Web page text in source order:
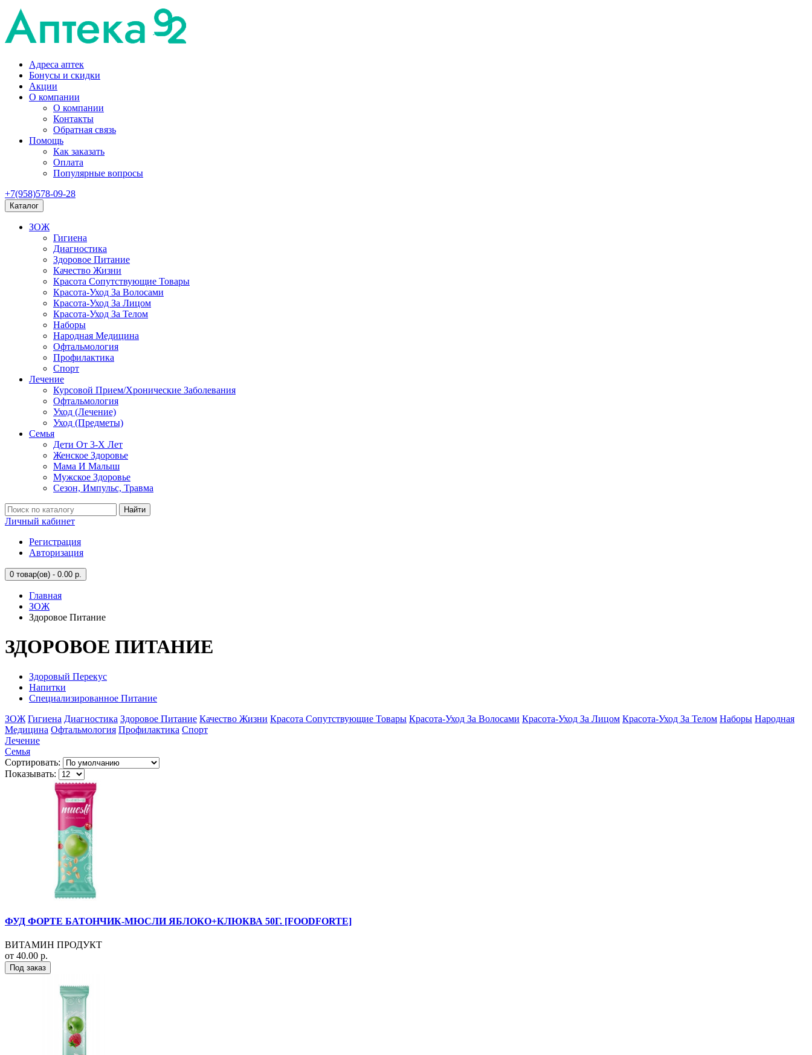
Адреса аптек
Бонусы и скидки
Акции
О компании
О компании
Контакты
Обратная связь
Помощь
Как заказать
Оплата
Популярные вопросы
+7(958)578-09-28
Каталог
ЗОЖ
Гигиена
Диагностика
Здоровое Питание
Качество Жизни
Красота Сопутствующие Товары
Красота-Уход За Волосами
Красота-Уход За Лицом
Красота-Уход За Телом
Наборы
Народная Медицина
Офтальмология
Профилактика
Спорт
Лечение
Курсовой Прием/Хронические Заболевания
Офтальмология
Уход (Лечение)
Уход (Предметы)
Семья
Дети От 3-Х Лет
Женское Здоровье
Мама И Малыш
Мужское Здоровье
Сезон, Импульс, Травма
Найти
Личный кабинет
Регистрация
Авторизация
0 товар(ов) - 0.00 р.
Главная
ЗОЖ
Здоровое Питание
ЗДОРОВОЕ ПИТАНИЕ
Здоровый Перекус
Напитки
Специализированное Питание
ЗОЖ Гигиена Диагностика Здоровое Питание Качество Жизни Красота Сопутствующие Товары Красота-Уход За Волосами Красота-Уход За Лицом Красота-Уход За Телом Наборы Народная
Медицина Офтальмология Профилактика Спорт
Лечение
Семья
Сортировать:
Показывать:
ФУД ФОРТЕ БАТОНЧИК-МЮСЛИ ЯБЛОКО+КЛЮКВА 50Г. [FOODFORTE]
ВИТАМИН ПРОДУКТ
от 40.00 р.
Под заказ